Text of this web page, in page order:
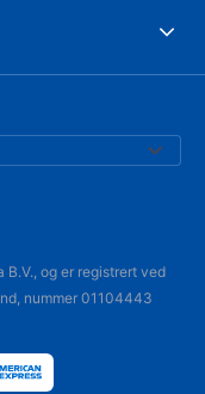
og er registrert ved
nummer 01104443